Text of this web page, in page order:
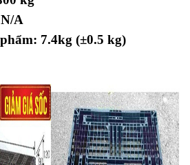
A
7.4kg (±0.5 kg)